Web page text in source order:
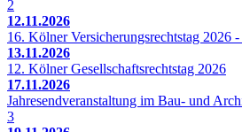
2
12.11.2026
16. Kölner Versicherungsrechtstag 2026
13.11.2026
12. Kölner Gesellschaftsrechtstag 2026
17.11.2026
Jahresendveranstaltung im Bau- und
3